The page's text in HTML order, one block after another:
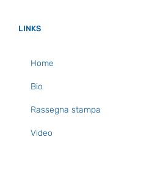
LINKS
Home
Bio
Rassegna stampa
Video